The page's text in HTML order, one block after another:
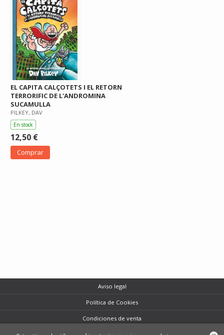
EL CAPITA CALÇOTETS I EL RETORN
TERRORIFIC DE L'ANDROMINA
SUCAMULLA
PILKEY, DAV
En stock
12,50 €
Comprar
Aviso legal
Política de Cookies
Condiciones de venta